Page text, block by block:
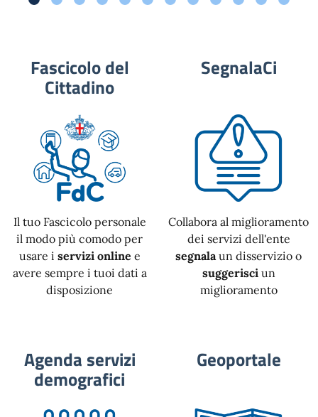
Fascicolo del
Cittadino
Il tuo Fascicolo personale
il modo più comodo per
usare i servizi online e
avere sempre i tuoi dati a
disposizione
SegnalaCi
Collabora al miglioramento
dei servizi dell'ente
segnala un disservizio o
suggerisciun
miglioramento
Agenda servizi
demografici
Geoportale